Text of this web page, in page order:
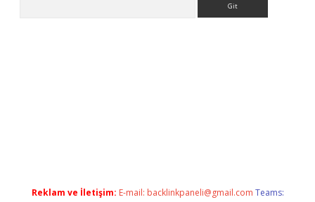
Reklam ve İletişim: E-mail: backlinkpaneli@gmail.com Teams: